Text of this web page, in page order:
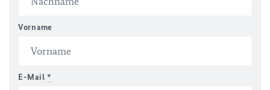
Vorname
E-Mail *